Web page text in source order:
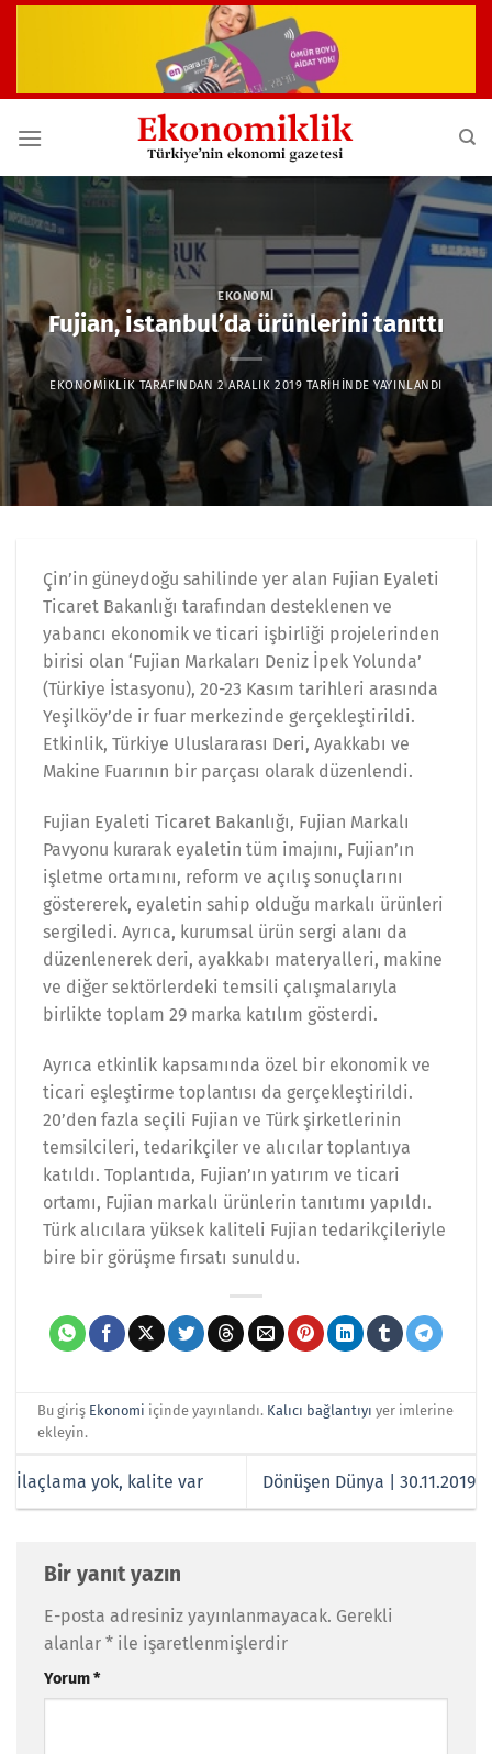
EKONOMI
Fujian, İstanbul’da ürünlerini tanıttı
EKONOMIKLIK TARAFINDAN 2 ARALIK 2019 TARIHINDE YAYINLANDI
Çin’in güneydoğu sahilinde yer alan Fujian Eyaleti
Ticaret Bakanlığı tarafından desteklenen ve
yabancı ekonomik ve ticari işbirliği projelerinden
birisi olan ‘Fujian Markaları Deniz İpek Yolunda’
(Türkiye İstasyonu), 20-23 Kasım tarihleri arasında
Yeşilköy’de ir fuar merkezinde gerçekleştirildi.
Etkinlik, Türkiye Uluslararası Deri, Ayakkabı ve
Makine Fuarının bir parçası olarak düzenlendi.
Fujian Eyaleti Ticaret Bakanlığı, Fujian Markalı
Pavyonu kurarak eyaletin tüm imajını, Fujian’ın
işletme ortamını, reform ve açılış sonuçlarını
göstererek, eyaletin sahip olduğu markalı ürünleri
sergiledi. Ayrıca, kurumsal ürün sergi alanı da
düzenlenerek deri, ayakkabı materyalleri, makine
ve diğer sektörlerdeki temsili çalışmalarıyla
birlikte toplam 29 marka katılım gösterdi.
Ayrıca etkinlik kapsamında özel bir ekonomik ve
ticari eşleştirme toplantısı da gerçekleştirildi.
20’den fazla seçili Fujian ve Türk şirketlerinin
temsilcileri, tedarikçiler ve alıcılar toplantıya
katıldı. Toplantıda, Fujian’ın yatırım ve ticari
ortamı, Fujian markalı ürünlerin tanıtımı yapıldı.
Türk alıcılara yüksek kaliteli Fujian tedarikçileriyle
bire bir görüşme fırsatı sunuldu.
Bu giriş Ekonomi içinde yayınlandı. Kalıcı bağlantıyı yer imlerine
ekleyin.
İlaçlama yok, kalite var Dönüşen Dünya | 30.11.2019
Bir yanıt yazın
E-posta adresiniz yayınlanmayacak. Gerekli
alanlar * ile işaretlenmişlerdir
Yorum*